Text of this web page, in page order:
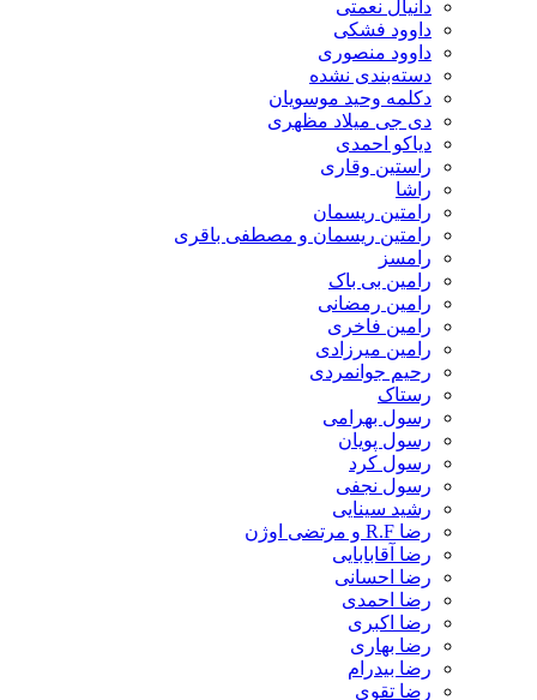
دانیال نعمتی
داوود فشکی
داوود منصوری
دسته‌بندی نشده
دکلمه وحید موسویان
دی جی میلاد مظهری
دیاکو احمدی
راستین وقاری
راشا
رامتین ریسمان
رامتین ریسمان و مصطفی باقری
رامسز
رامین بی باک
رامین رمضانی
رامین فاخری
رامین میرزادی
رحیم جوانمردی
رستاک
رسول بهرامی
رسول پویان
رسول کرد
رسول نجفی
رشید سینایی
رضا R.F و مرتضی اوژن
رضا آقابابایی
رضا احسانی
رضا احمدی
رضا اکبری
رضا بهاری
رضا بیدرام
رضا تقوی